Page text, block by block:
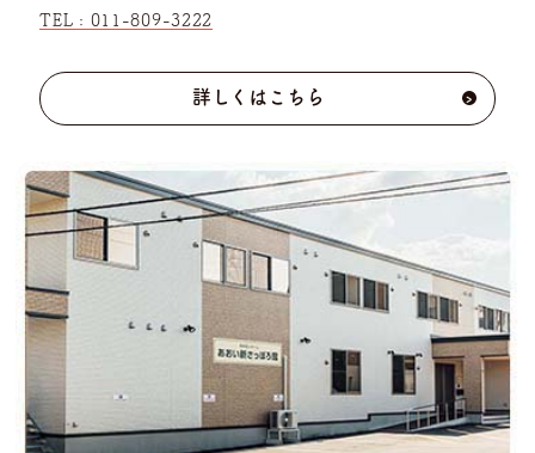
TEL : 011-809-3222
詳しくはこちら ›